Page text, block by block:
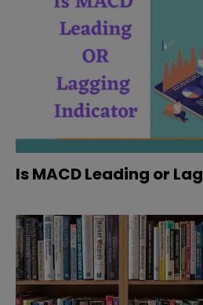
Is MACD Leading or